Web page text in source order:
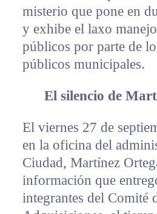
misterio que pone en
y exhibe el laxo
públicos por parte de
públicos municipales.
El silencio de
El viernes 27 de
en la oficina del
Ciudad, Martínez
información que
integrantes del Comité